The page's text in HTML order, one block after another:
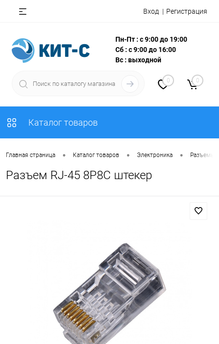
Вход Регистрация
Пн-Пт : с 9:00 до 19:00
Сб : с 9:00 до 16:00
Вс : выходной
0 0
Каталог товаров
Главная страница • Каталог товаров • Электроника • Разъемы,
Разъем RJ-45 8P8C штекер